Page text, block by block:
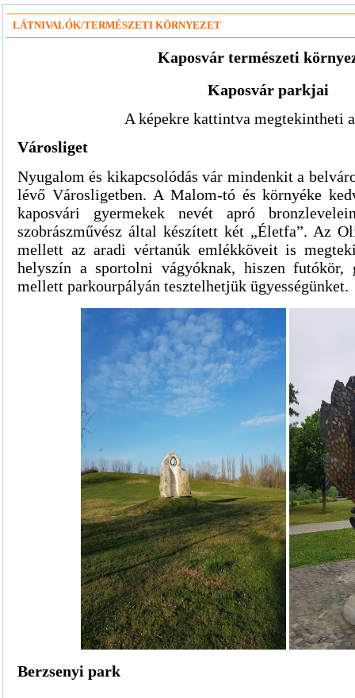
LÁTNIVALÓK/TERMÉSZETI KÖRNYEZET
Kaposvár természeti
Kaposvár parkjai
A képekre kattintva megtekintheti
Városliget
Nyugalom és kikapcsolódás vár mindenkit a
lévő Városligetben. A Malom-tó és környéke
kaposvári gyermekek nevét apró
szobrászművész által készített két „Életfa”. Az
mellett az aradi vértanúk emlékköveit is
helyszín a sportolni vágyóknak, hiszen futókör,
mellett parkourpályán tesztelhetjük ügyességünket.
Berzsenyi park